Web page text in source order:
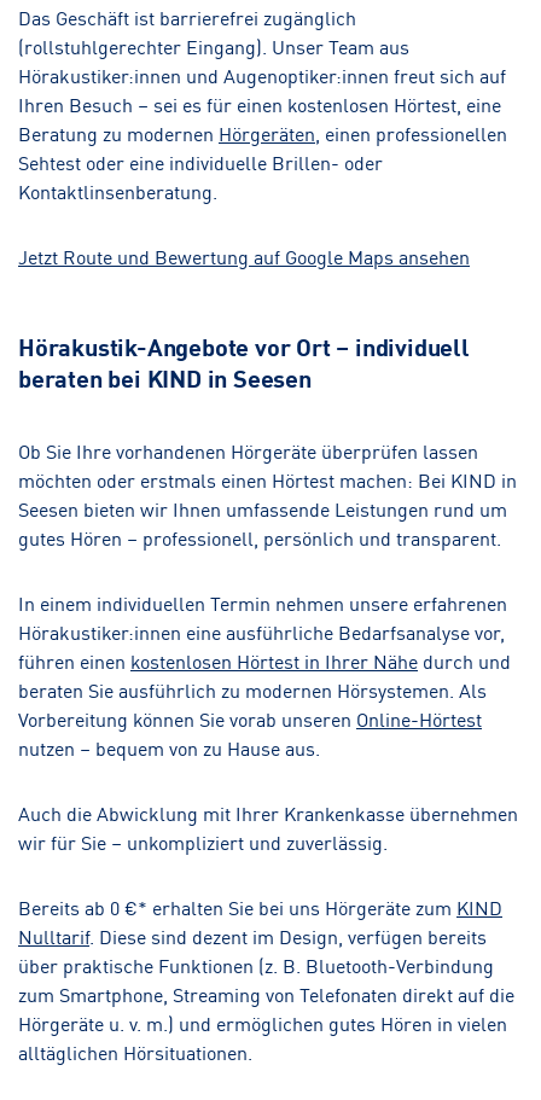
Das Geschäft ist barrierefrei zugänglich
(rollstuhlgerechter Eingang). Unser Team aus
Hörakustiker:innen und Augenoptiker:innen freut sich auf
Ihren Besuch – sei es für einen kostenlosen Hörtest, eine
Beratung zu modernen Hörgeräten , einen professionellen
Sehtest oder eine individuelle Brillen- oder
Kontaktlinsenberatung.
Jetzt Route und Bewertung auf Google Maps ansehen
Hörakustik-Angebote vor Ort – individuell
beraten bei KIND in Seesen
Ob Sie Ihre vorhandenen Hörgeräte überprüfen lassen
möchten oder erstmals einen Hörtest machen: Bei KIND in
Seesen bieten wir Ihnen umfassende Leistungen rund um
gutes Hören – professionell, persönlich und transparent.
In einem individuellen Termin nehmen unsere erfahrenen
Hörakustiker:innen eine ausführliche Bedarfsanalyse vor,
führen einen kostenlosen Hörtest in Ihrer Nähe durch und
beraten Sie ausführlich zu modernen Hörsystemen. Als
Vorbereitung können Sie vorab unseren Online-Hörtest
nutzen – bequem von zu Hause aus.
Auch die Abwicklung mit Ihrer Krankenkasse übernehmen
wir für Sie – unkompliziert und zuverlässig.
Bereits ab 0 €* erhalten Sie bei uns Hörgeräte zum KIND
Nulltarif. Diese sind dezent im Design, verfügen bereits
über praktische Funktionen (z. B. Bluetooth-Verbindung
zum Smartphone, Streaming von Telefonaten direkt auf die
Hörgeräte u. v. m.) und ermöglichen gutes Hören in vielen
alltäglichen Hörsituationen.